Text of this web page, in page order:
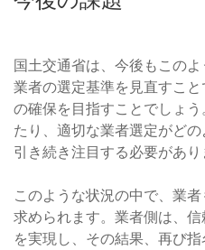
国土交通省は、今後もこのよ
業者の選定基準を見直すこ
の確保を目指すことでしょ
たり、適切な業者選定がどの
引き続き注目する必要があり
このような状況の中で、業
求められます。業者側は、
を実現し、その結果、再び